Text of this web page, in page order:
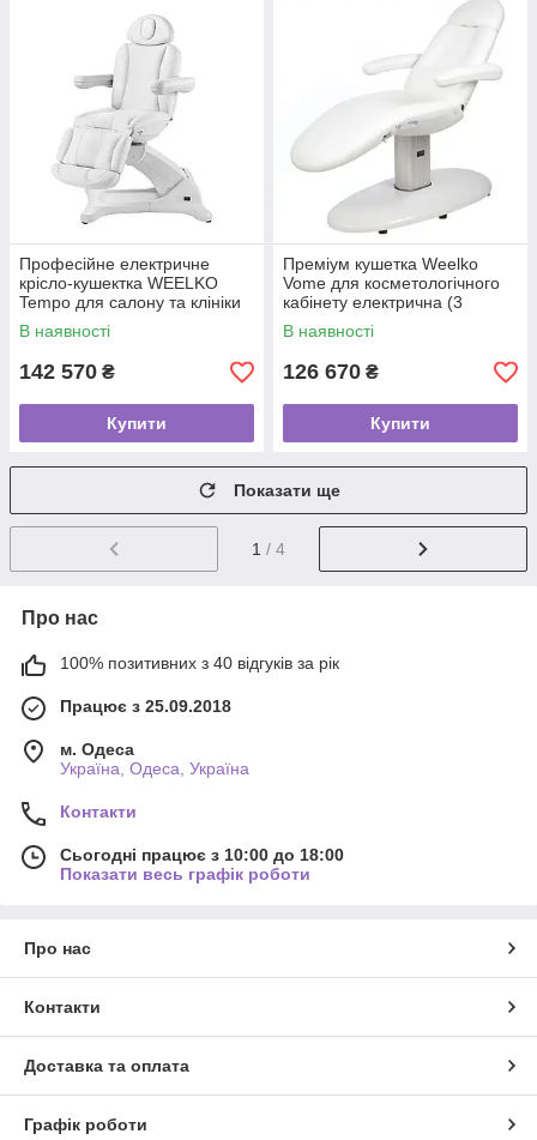
Професійне електричне
крісло-кушектка WEELKO
Tempo для салону та клініки
(4 мотори)
В наявності
142 570 ₴
Купити
Преміум кушетка Weelko
Vome для косметологічного
кабінету електрична (3
мотори)
В наявності
126 670 ₴
Купити
Показати ще
1 / 4
Про нас
100% позитивних з 40 відгуків за рік
Працює з 25.09.2018
м. Одеса
Україна, Одеса, Україна
Контакти
Сьогодні працює з 10:00 до 18:00
Показати весь графік роботи
Про нас
Контакти
Доставка та оплата
Графік роботи